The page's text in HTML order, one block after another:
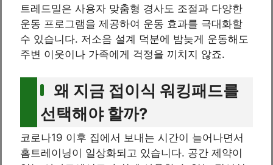
트레드밀은 사용자 맞춤형 경사도 조절과 다양한
운동 프로그램을 제공하여 운동 효과를 극대화할
수 있습니다. 저소음 설계 덕분에 밤늦게 운동해도
주변 이웃이나 가족에게 걱정을 끼치지 않죠.
왜 지금 접이식 워킹패드를
선택해야 할까?
코로나19 이후 집에서 보내는 시간이 늘어나면서
홈트레이닝이 일상화되고 있습니다. 공간 제약이